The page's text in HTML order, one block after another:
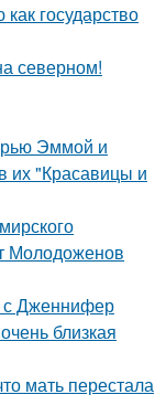
государство
северном!
Эммой и
их "Красавицы и
Молодоженов
с Дженнифер
близкая
мать перестала